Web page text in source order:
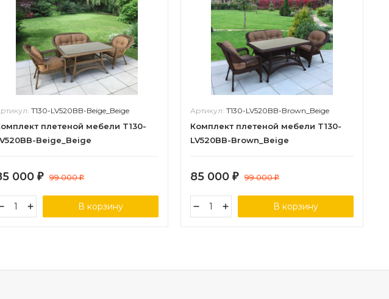
T130-LV520BB-Beige_Beige
плетеной мебели T130-
Beige_Beige
000 ₽ 99 000₽
В корзину
Артикул: T130-LV520BB-Brown_Beige
Комплект плетеной мебели T130-
LV520BB-Brown_Beige
85 000 ₽ 99 000₽
В корзину